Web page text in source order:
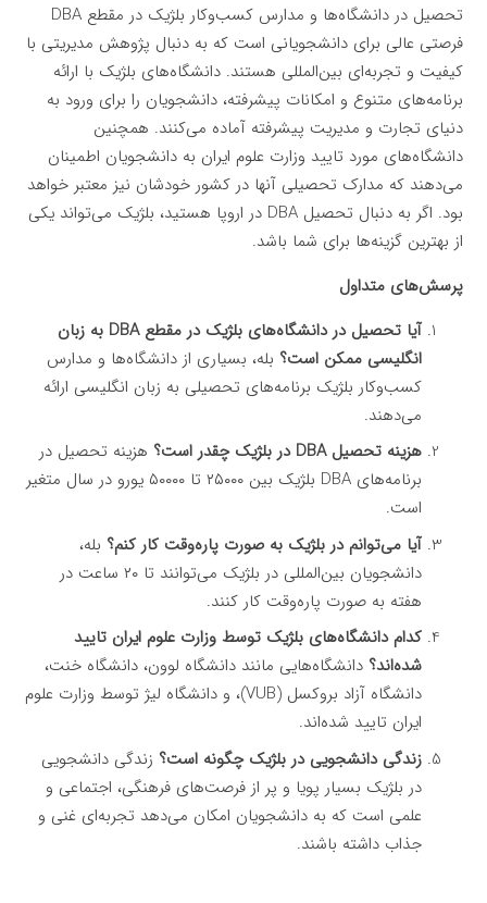
تحصیل در دانشگاه‌ها و مدارس کسب‌وکار بلژیک در مقطع DBA
فرصتی عالی برای دانشجویانی است که به دنبال پژوهش مدیریتی با
کیفیت و تجربه‌ای بین‌المللی هستند. دانشگاه‌های بلژیک با ارائه
برنامه‌های متنوع و امکانات پیشرفته، دانشجویان را برای ورود به
دنیای تجارت و مدیریت پیشرفته آماده می‌کنند. همچنین
دانشگاه‌های مورد تایید وزارت علوم ایران به دانشجویان اطمینان
می‌دهند که مدارک تحصیلی آنها در کشور خودشان نیز معتبر خواهد
بود. اگر به دنبال تحصیل DBA در اروپا هستید، بلژیک می‌تواند یکی
از بهترین گزینه‌ها برای شما باشد.
پرسش‌های متداول
آیا تحصیل در دانشگاه‌های بلژیک در مقطع DBA به زبان
انگلیسی ممکن است؟ بله، بسیاری از دانشگاه‌ها و مدارس
کسب‌وکار بلژیک برنامه‌های تحصیلی به زبان انگلیسی ارائه
می‌دهند.
هزینه تحصیل DBA در بلژیک چقدر است؟
هزینه تحصیل در
برنامه‌های DBA بلژیک بین ۲۵۰۰۰ تا ۵۰۰۰۰ یورو در سال متغیر
است.
آیا می‌توانم در بلژیک به صورت پاره‌وقت کار کنم؟ بله،
دانشجویان بین‌المللی در بلژیک می‌توانند تا ۲۰ ساعت در
هفته به صورت پاره‌وقت کار کنند.
کدام دانشگاه‌های بلژیک توسط وزارت علوم ایران تایید
شده‌اند؟ دانشگاه‌هایی مانند دانشگاه لوون، دانشگاه خنت،
دانشگاه آزاد بروکسل (VUB)، و دانشگاه لیژ توسط وزارت علوم
ایران تایید شده‌اند.
زندگی دانشجویی در بلژیک چگونه است؟ زندگی دانشجویی
در بلژیک بسیار پویا و پر از فرصت‌های فرهنگی، اجتماعی و
علمی است که به دانشجویان امکان می‌دهد تجربه‌ای غنی و
جذاب داشته باشند.